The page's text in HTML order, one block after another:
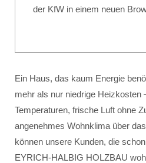
der KfW in einem neuen
Ein Haus, das kaum Energie
mehr als nur niedrige Heizkosten
Temperaturen, frische Luft ohne
angenehmes Wohnklima über
können unsere Kunden, die
EYRICH-HALBIG HOLZBAU